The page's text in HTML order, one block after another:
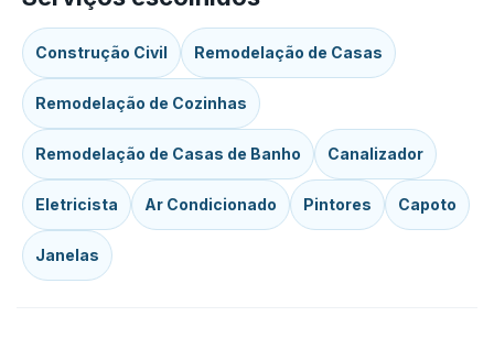
Construção Civil Remodelação de Casas
Remodelação de Cozinhas
Remodelação de Casas de Banho Canalizador
Eletricista Ar Condicionado Pintores Capoto
Janelas